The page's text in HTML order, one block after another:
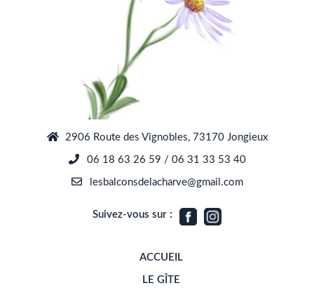
2906 Route des Vignobles, 73170 Jongieux
06 18 63 26 59 / 06 31 33 53 40
lesbalconsdelacharve@gmail.com
Suivez-vous sur :
ACCUEIL
LE GÎTE